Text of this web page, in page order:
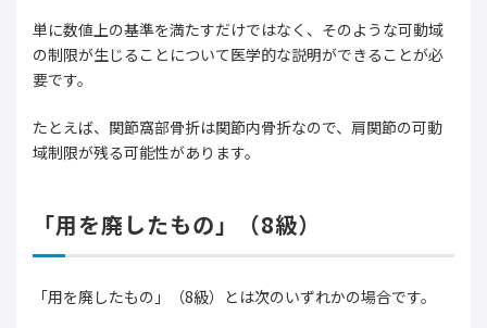
単に数値上の基準を満たすだけではなく、そのような可動域
の制限が生じることについて医学的な説明ができることが必
要です。
たとえば、関節窩部骨折は関節内骨折なので、肩関節の可動
域制限が残る可能性があります。
「用を廃したもの」（8級）
「用を廃したもの」（8級）とは次のいずれかの場合です。